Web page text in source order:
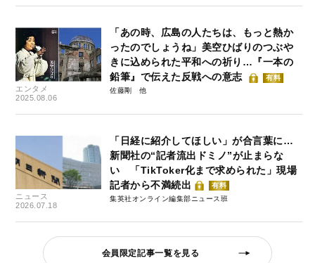
エンタメ
2025.08.06
「あの時、広島の人たちは、もっと熱か
ったのでしょうね」美空ひばりのつぶや
きに込められた平和への祈り…『一本の
鉛筆』で伝えた反戦への意志
有料
佐藤剛
ニュース
2026.07.18
「日経に紹介してほしい」が合言葉に…
新聞社の“記者流出ドミノ”が止まらな
い 「TikToker化まで求められた」現場
記者から不満続出
有料
集英社オンライン編集部ニュース班
会員限定記事一覧を見る